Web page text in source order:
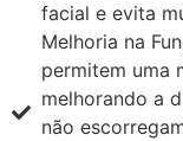
facial e evita
Melhoria na
permitem uma
melhorando a
não